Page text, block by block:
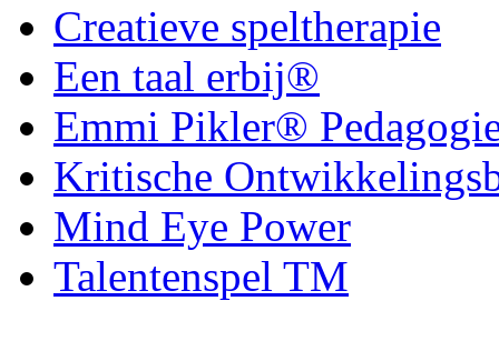
Creatieve speltherapie
Een taal erbij®
Emmi Pikler®
Kritische
Mind Eye Power
Talentenspel TM